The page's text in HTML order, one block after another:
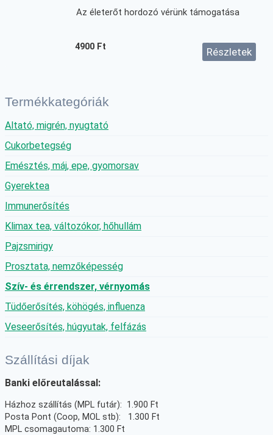
Az életerőt hordozó vérünk támogatása
4900 Ft Részletek
Termékkategóriák
Altató, migrén, nyugtató
Cukorbetegség
Emésztés, máj, epe, gyomorsav
Gyerektea
Immunerősítés
Klimax tea, változókor, hőhullám
Pajzsmirigy
Prosztata, nemzőképesség
Szív- és érrendszer, vérnyomás
Tüdőerősítés, köhögés, influenza
Veseerősítés, húgyutak, felfázás
Szállítási díjak
Banki előreutalással:
Házhoz szállítás (MPL futár): 1.900 Ft
Posta Pont (Coop, MOL stb): 1.300 Ft
MPL csomagautoma: 1.300 Ft